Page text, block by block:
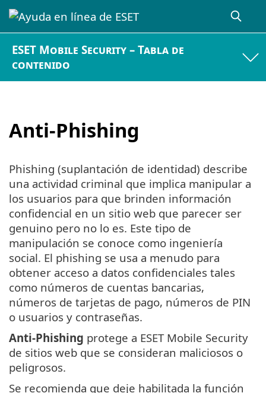
ESET Mobile Security – Tabla de
contenido
Anti-Phishing
Phishing (suplantación de identidad) describe
una actividad criminal que implica manipular a
los usuarios para que brinden información
confidencial en un sitio web que parecer ser
genuino pero no lo es. Este tipo de
manipulación se conoce como ingeniería
social. El phishing se usa a menudo para
obtener acceso a datos confidenciales tales
como números de cuentas bancarias,
números de tarjetas de pago, números de PIN
o usuarios y contraseñas.
Anti-Phishing protege a ESET Mobile Security
de sitios web que se consideran maliciosos o
peligrosos.
Se recomienda que deje habilitada la función